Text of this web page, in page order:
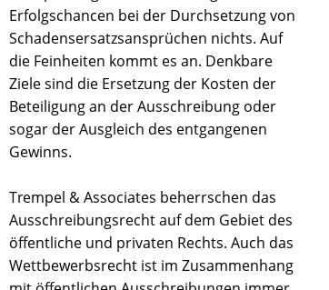
Erfolgschancen bei der Durchsetzung von
Schadensersatzsansprüchen nichts. Auf
die Feinheiten kommt es an. Denkbare
Ziele sind die Ersetzung der Kosten der
Beteiligung an der Ausschreibung oder
sogar der Ausgleich des entgangenen
Gewinns.
Trempel & Associates beherrschen das
Ausschreibungsrecht auf dem Gebiet des
öffentliche und privaten Rechts. Auch das
Wettbewerbsrecht ist im Zusammenhang